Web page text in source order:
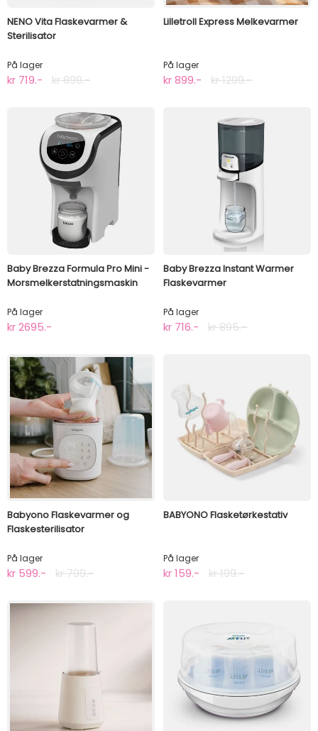
NENO Vita Flaskevarmer &
Sterilisator
På lager
kr 719.- kr 899.-
Lilletroll Express Melkevarmer
På lager
kr 899.- kr 1299.-
Baby Brezza Formula Pro Mini -
Morsmelkerstatningsmaskin
På lager
kr 2695.-
Baby Brezza Instant Warmer
Flaskevarmer
På lager
kr 716.- kr 895.-
Babyono Flaskevarmer og
Flaskesterilisator
På lager
kr 599.- kr 799.-
BABYONO Flasketørkestativ
På lager
kr 159.- kr 199.-